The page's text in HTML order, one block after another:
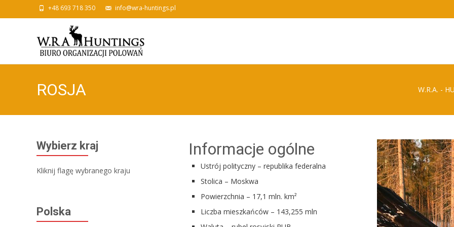
+48 693 718 350 info@wra-huntings.pl
ROSJA W.R.A. -
Informacje ogólne
Ustrój polityczny – republika federalna
Stolica – Moskwa
Powierzchnia – 17,1 mln. km²
Liczba mieszkańców – 143,255 mln
Wybierz kraj
Kliknij flagę wybranego kraju
Polska